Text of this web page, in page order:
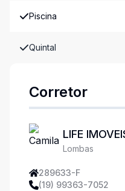
Piscina
Quintal
Corretor
LIFE
Lombas
289633-F
(19) 99363-7052